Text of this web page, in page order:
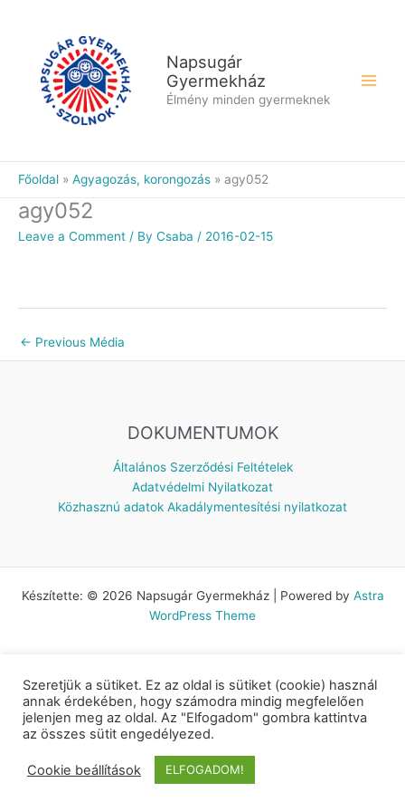
Napsugár
Gyermekház
Élmény minden gyermeknek
Főoldal Agyagozás, korongozás agy052
agy052
Leave a Comment / By Csaba / 2016-02-15
← Previous Média
DOKUMENTUMOK
Általános Szerződési Feltételek
Adatvédelmi Nyilatkozat
Közhasznú adatok Akadálymentesítési nyilatkozat
Készítette: © 2026 Napsugár Gyermekház | Powered by Astra
WordPress Theme
Szeretjük a sütiket. Ez az oldal is sütiket (cookie) használ
annak érdekében, hogy számodra mindig megfelelően
jelenjen meg az oldal. Az "Elfogadom" gombra kattintva
az összes sütit engedélyezed.
Cookie beállítások ELFOGADOM!